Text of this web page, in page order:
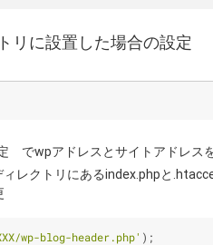
リに設置した場合の設定
でwpアドレスとサイトアドレス
レクトリにあるindex.phpと
wp-blog-header.php' );